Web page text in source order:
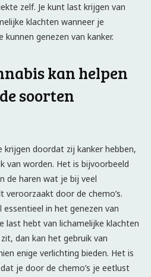
zelf. Je kunt last krijgen van
klachten wanneer je
genezen van kanker.
kan helpen
soorten
krijgen doordat zij kanker hebben,
van worden. Het is bijvoorbeeld
de haren wat je bij veel
door de chemo’s.
essentieel in het genezen van
last hebt van lichamelijke klachten
dan kan het gebruik van
enige verlichting bieden. Het is
je door de chemo’s je eetlust